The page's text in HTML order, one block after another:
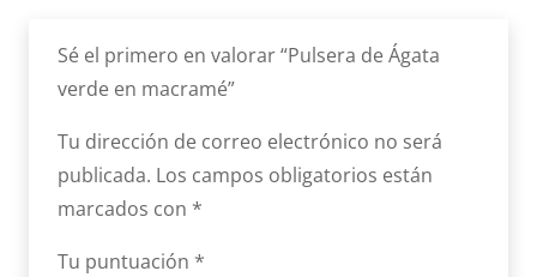
Sé el primero en valorar “Pulsera de Ágata
verde en macramé”
Tu dirección de correo electrónico no será
publicada. Los campos obligatorios están
marcados con *
Tu puntuación *